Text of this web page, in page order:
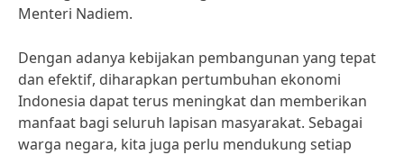
Menteri Nadiem.
Dengan adanya kebijakan pembangunan yang tepat
dan efektif, diharapkan pertumbuhan ekonomi
Indonesia dapat terus meningkat dan memberikan
manfaat bagi seluruh lapisan masyarakat. Sebagai
warga negara, kita juga perlu mendukung setiap